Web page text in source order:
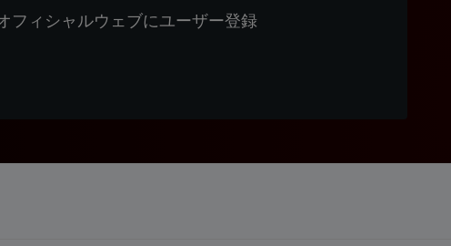
フィシャルウェブにユーザー登録